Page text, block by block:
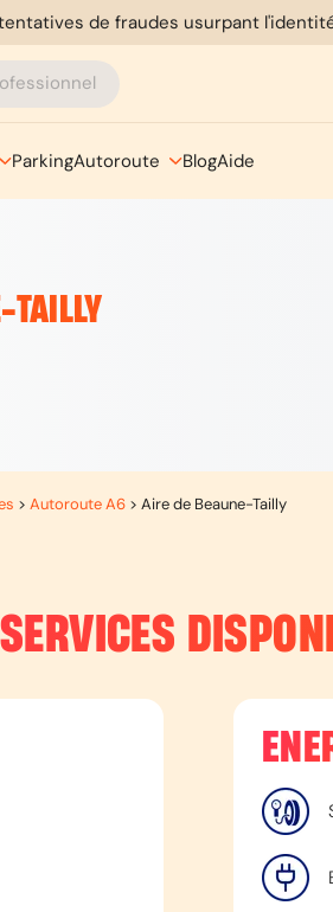
de fraudes usurpant
ParkingAutoroute BlogAide
TAILLY
> Autoroute A6 > Aire de Beaune-Tailly